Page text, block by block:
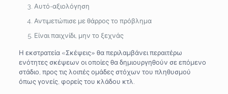
Αυτό-αξιολόγηση
Αντιμετώπισε με θάρρος το πρόβλημα
Είναι παιχνίδι, μην το ξεχνάς
Η εκστρατεία «Σκέψεις» θα περιλαμβάνει περαιτέρω
ενότητες σκέψεων οι οποίες θα δημιουργηθούν σε επόμενο
στάδιο, προς τις λοιπές ομάδες στόχων του πληθυσμού
όπως γονείς, φορείς του κλάδου κτλ.